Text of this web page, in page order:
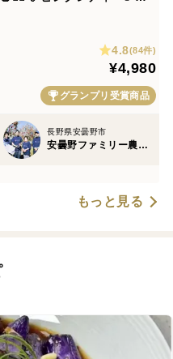
ンゴ 予約 希少 旬 小キズあり
4.8(84件)
¥4,980
グランプリ受賞商品
長野県安曇野市
安曇野ファミリー農産 果物部門4年連続1位&殿堂入り&りんごグランプリ2025最高金賞1位 信州りんご 幻のりんご
もっと見る